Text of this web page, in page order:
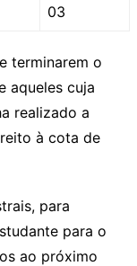
03
terminarem o
aqueles cuja
realizado a
à cota de
para
para o
ao próximo